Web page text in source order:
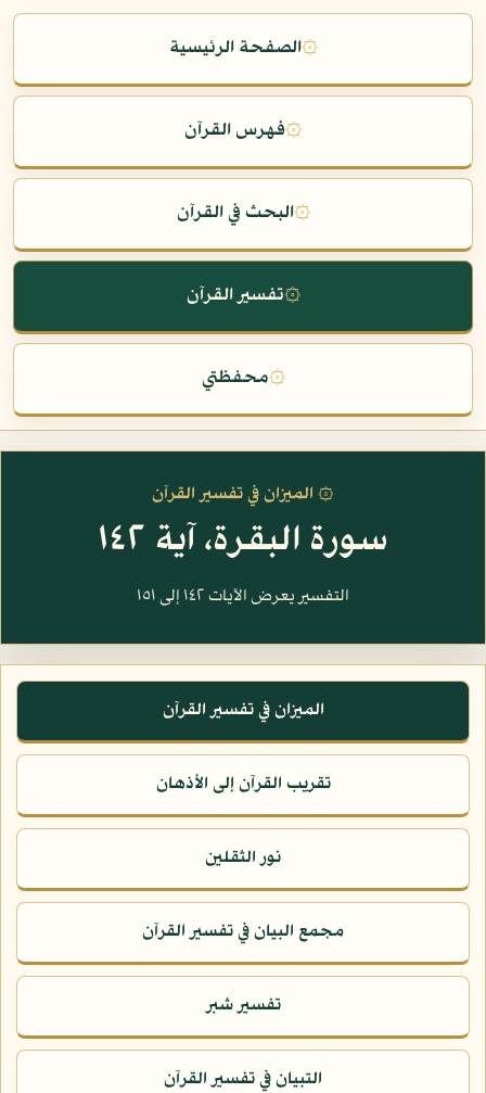
۞الصفحة الرئيسية
۞فهرس القرآن
۞البحث في القرآن
۞تفسير القرآن
۞محفظتي
۞ الميزان في تفسير القرآن
سورة البقرة، آية ١٤٢
التفسير يعرض الآيات ١٤٢ إلى ١٥١
الميزان في تفسير القرآن
تقريب القرآن إلى الأذهان
نور الثقلين
مجمع البيان في تفسير القرآن
تفسير شبر
التبيان في تفسير القرآن